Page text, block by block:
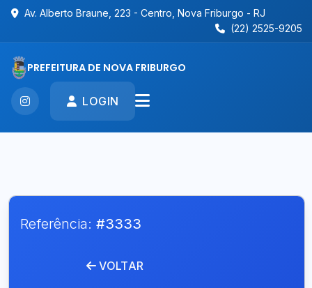
Av. Alberto Braune, 223 - Centro, Nova Friburgo - RJ
(22) 2525-9205
PREFEITURA DE NOVA FRIBURGO
LOGIN
Referência: #3333
VOLTAR